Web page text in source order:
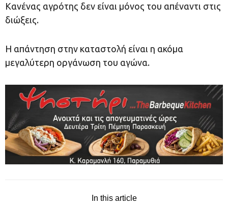
Κανένας αγρότης δεν είναι μόνος του απέναντι στις
διώξεις.
Η απάντηση στην καταστολή είναι η ακόμα
μεγαλύτερη οργάνωση του αγώνα.
In this article